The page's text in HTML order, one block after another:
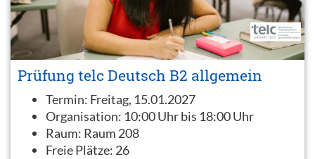
Prüfung telc Deutsch B2 allgemein
Termin: Freitag, 15.01.2027
Organisation: 10:00 Uhr bis 18:00 Uhr
Raum: Raum 208
Freie Plätze: 26